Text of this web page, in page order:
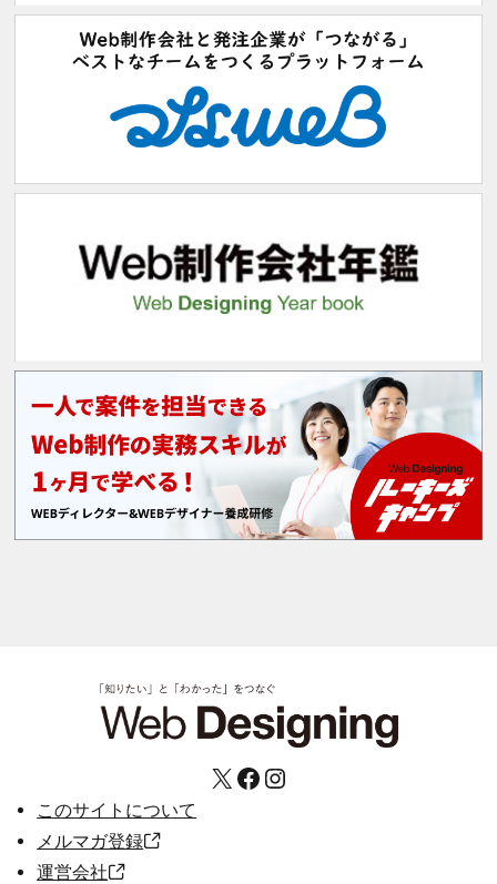
X Facebook Instagram
このサイトについて
メルマガ登録
運営会社